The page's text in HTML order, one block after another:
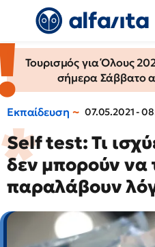
Τουρισμός για Όλους
σήμερα Σάββατο
Εκπαίδευση 07.05.2021 -
Self test: Τι
δεν μπορούν να
παραλάβουν